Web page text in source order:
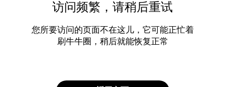
访问频繁，请稍后重试
您所要访问的页面不在这儿，它可能正忙着
刷牛牛圈，稍后就能恢复正常